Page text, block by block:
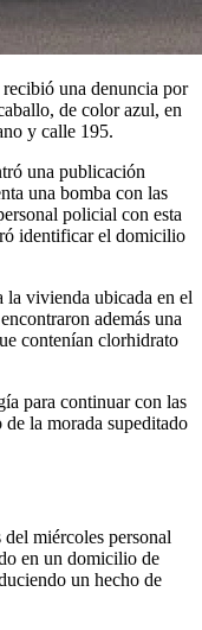
una denuncia por
de color azul, en
y calle 195.
una publicación
una bomba con las
policial con esta
identificar el domicilio
la vivienda ubicada en el
además una
contenían clorhidrato
para continuar con las
la morada supeditado
miércoles personal
en un domicilio de
un hecho de